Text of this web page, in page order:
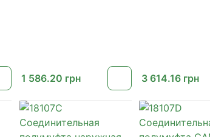
1 586.20 грн 3 614.16 грн